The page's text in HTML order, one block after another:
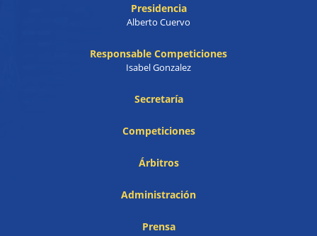
Presidencia
Alberto Cuervo
Responsable Competiciones
Isabel Gonzalez
Secretaría
Competiciones
Árbitros
Administración
Prensa